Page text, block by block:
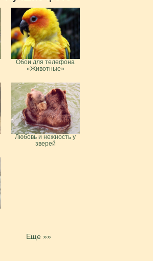
Обои для телефона
«Животные»
Любовь и нежность у
зверей
Еще »»